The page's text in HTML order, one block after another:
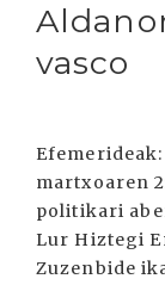
vasco
Efemerideak:
martxoaren
politikari
Lur Hiztegi
Zuzenbide